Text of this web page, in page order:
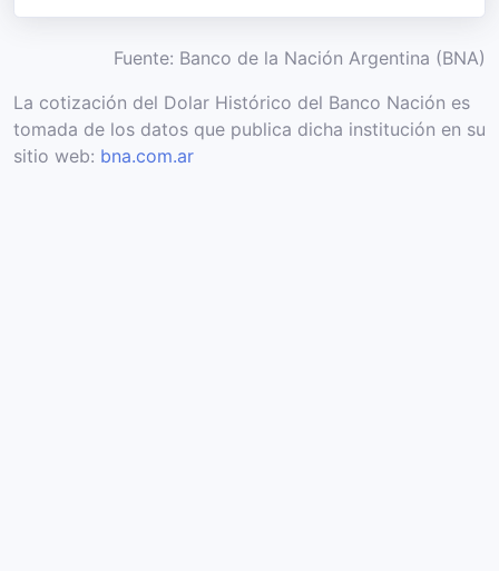
Fuente: Banco de la Nación Argentina (BNA)
La cotización del Dolar Histórico del Banco Nación es
tomada de los datos que publica dicha institución en su
sitio web: bna.com.ar